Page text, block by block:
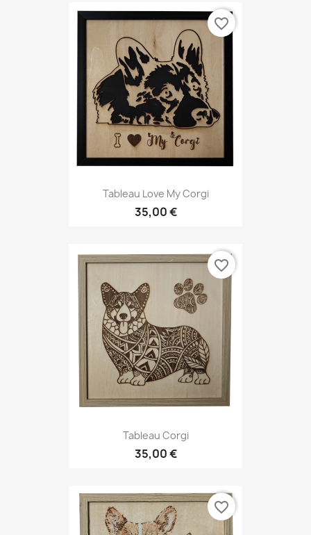
Tableau Love My Corgi
35,00 €
favorite_border
Tableau Corgi
35,00 €
favorite_border
favorite_border